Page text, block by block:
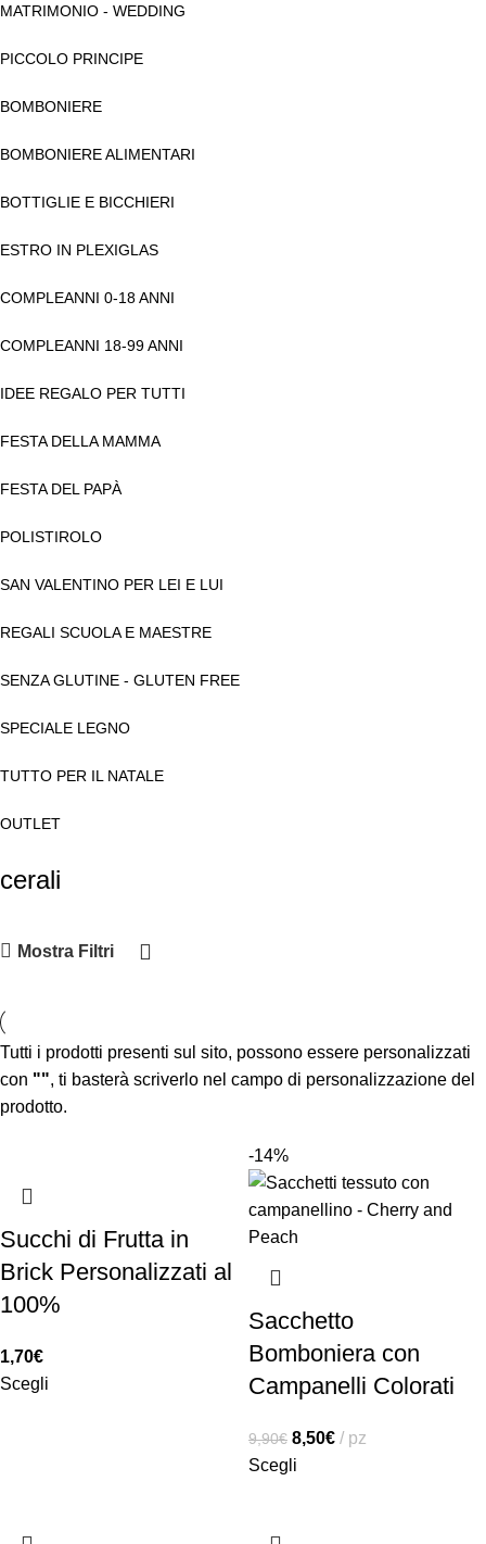
MATRIMONIO - WEDDING
PICCOLO PRINCIPE
BOMBONIERE
BOMBONIERE ALIMENTARI
BOTTIGLIE E BICCHIERI
ESTRO IN PLEXIGLAS
COMPLEANNI 0-18 ANNI
COMPLEANNI 18-99 ANNI
IDEE REGALO PER TUTTI
FESTA DELLA MAMMA
FESTA DEL PAPÀ
POLISTIROLO
SAN VALENTINO PER LEI E LUI
REGALI SCUOLA E MAESTRE
SENZA GLUTINE - GLUTEN FREE
SPECIALE LEGNO
TUTTO PER IL NATALE
OUTLET
cerali
Mostra Filtri
Tutti i prodotti presenti sul sito, possono essere personalizzati
con "", ti basterà scriverlo nel campo di personalizzazione del
prodotto.
Succhi di Frutta in
Brick Personalizzati al
100%
1,70€
Scegli
-14%
Sacchetto
Bomboniera con
Campanelli Colorati
9,90€ 8,50€
pz
Scegli